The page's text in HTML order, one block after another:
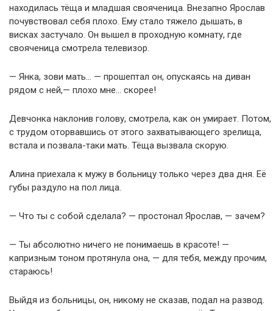
находилась тёща и младшая свояченица. Внезапно Ярослав
почувствовал себя плохо. Ему стало тяжело дышать, в
висках застучало. Он вышел в проходную комнату, где
свояченица смотрела телевизор.
— Янка, зови мать… — прошептал он, опускаясь на диван
рядом с ней,— плохо мне… скорее!
Девчонка наклонив голову, смотрела, как он умирает. Потом,
с трудом оторвавшись от этого захватывающего зрелища,
встала и позвала-таки мать. Тёща вызвала скорую.
Алина приехала к мужу в больницу только через два дня. Её
губы раздуло на пол лица.
— Что ты с собой сделала? — простонал Ярослав, — зачем?
— Ты абсолютно ничего не понимаешь в красоте! —
капризным тоном протянула она, — для тебя, между прочим,
стараюсь!
Выйдя из больницы, он, никому не сказав, подал на развод.